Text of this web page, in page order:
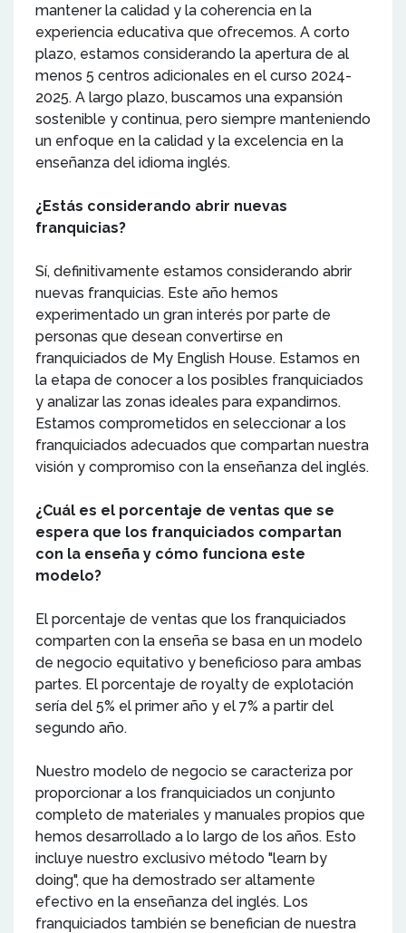
mantener la calidad y la coherencia en la
experiencia educativa que ofrecemos. A corto
plazo, estamos considerando la apertura de al
menos 5 centros adicionales en el curso 2024-
2025. A largo plazo, buscamos una expansión
sostenible y continua, pero siempre manteniendo
un enfoque en la calidad y la excelencia en la
enseñanza del idioma inglés.
¿Estás considerando abrir nuevas
franquicias?
Sí, definitivamente estamos considerando abrir
nuevas franquicias. Este año hemos
experimentado un gran interés por parte de
personas que desean convertirse en
franquiciados de My English House. Estamos en
la etapa de conocer a los posibles franquiciados
y analizar las zonas ideales para expandirnos.
Estamos comprometidos en seleccionar a los
franquiciados adecuados que compartan nuestra
visión y compromiso con la enseñanza del inglés.
¿Cuál es el porcentaje de ventas que se
espera que los franquiciados compartan
con la enseña y cómo funciona este
modelo?
El porcentaje de ventas que los franquiciados
comparten con la enseña se basa en un modelo
de negocio equitativo y beneficioso para ambas
partes. El porcentaje de royalty de explotación
sería del 5% el primer año y el 7% a partir del
segundo año.
Nuestro modelo de negocio se caracteriza por
proporcionar a los franquiciados un conjunto
completo de materiales y manuales propios que
hemos desarrollado a lo largo de los años. Esto
incluye nuestro exclusivo método "learn by
doing", que ha demostrado ser altamente
efectivo en la enseñanza del inglés. Los
franquiciados también se benefician de nuestra